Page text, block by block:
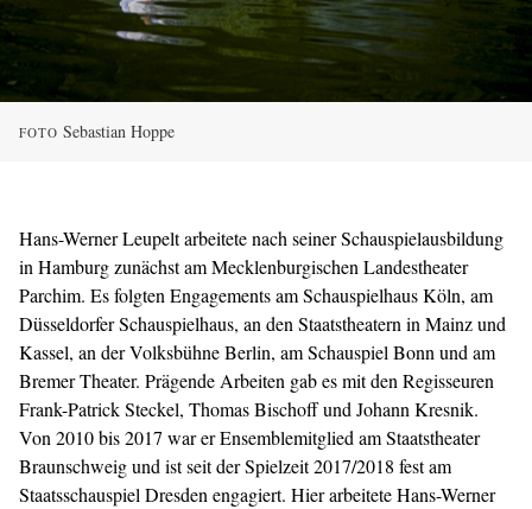
FOTO Sebastian Hoppe
Hans-Werner Leupelt arbeitete nach seiner Schauspielausbildung
in Hamburg zunächst am Mecklenburgischen Landestheater
Parchim. Es folgten Engagements am Schauspielhaus Köln, am
Düsseldorfer Schauspielhaus, an den Staatstheatern in Mainz und
Kassel, an der Volksbühne Berlin, am Schauspiel Bonn und am
Bremer Theater. Prägende Arbeiten gab es mit den Regisseuren
Frank-Patrick Steckel, Thomas Bischoff und Johann Kresnik.
Von 2010 bis 2017 war er Ensemblemitglied am Staatstheater
Braunschweig und ist seit der Spielzeit 2017/2018 fest am
Staatsschauspiel Dresden engagiert. Hier arbeitete Hans-Werner